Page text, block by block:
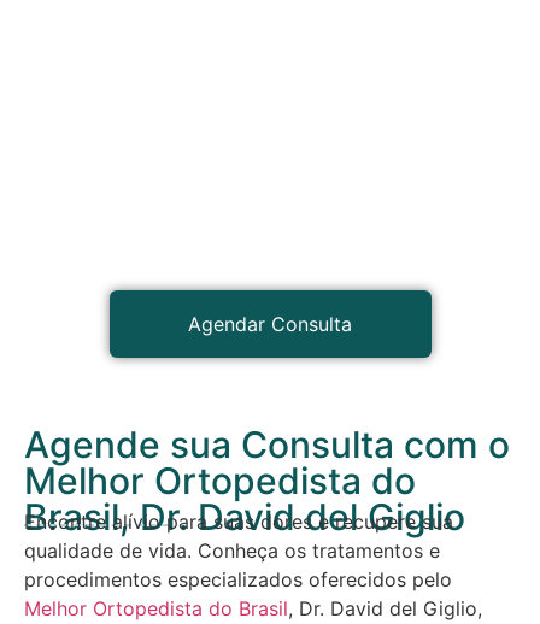
Agendar Consulta
Agende sua Consulta com o
Melhor Ortopedista do
Brasil, Dr. David del Giglio
Encontre alívio para suas dores e recupere sua
qualidade de vida. Conheça os tratamentos e
procedimentos especializados oferecidos pelo
Melhor Ortopedista do Brasil, Dr. David del Giglio,